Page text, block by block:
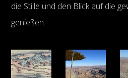
die Stille und den Blick auf die
genießen.